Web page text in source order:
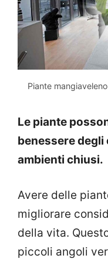
Piante
Le piante
benessere degli
ambienti chiusi.
Avere delle
migliorare
della vita.
piccoli angoli